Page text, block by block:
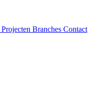
Projecten Branches Contact